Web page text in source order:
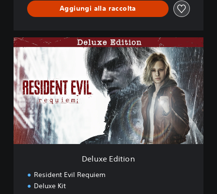
m
o
Aggiungi alla raccolta
D
e
l
u
x
e
E
d
i
t
i
o
Deluxe Edition
Resident Evil Requiem
Deluxe Kit